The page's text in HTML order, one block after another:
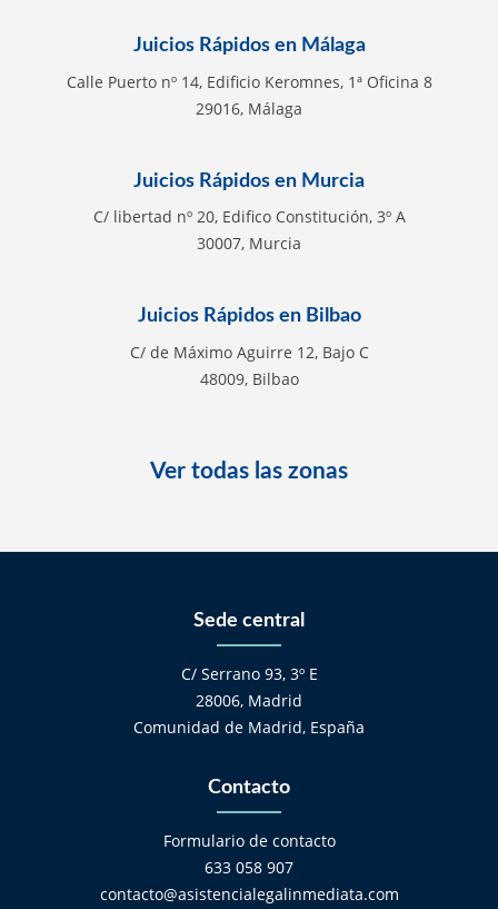
Juicios Rápidos en Málaga
Calle Puerto nº 14, Edificio Keromnes, 1ª Oficina 8
29016, Málaga
Juicios Rápidos en Murcia
C/ libertad nº 20, Edifico Constitución, 3º A
30007, Murcia
Juicios Rápidos en Bilbao
C/ de Máximo Aguirre 12, Bajo C
48009, Bilbao
Ver todas las zonas
Sede central
C/ Serrano 93, 3º E
28006, Madrid
Comunidad de Madrid, España
Contacto
Formulario de contacto
633 058 907
contacto@asistencialegalinmediata.com